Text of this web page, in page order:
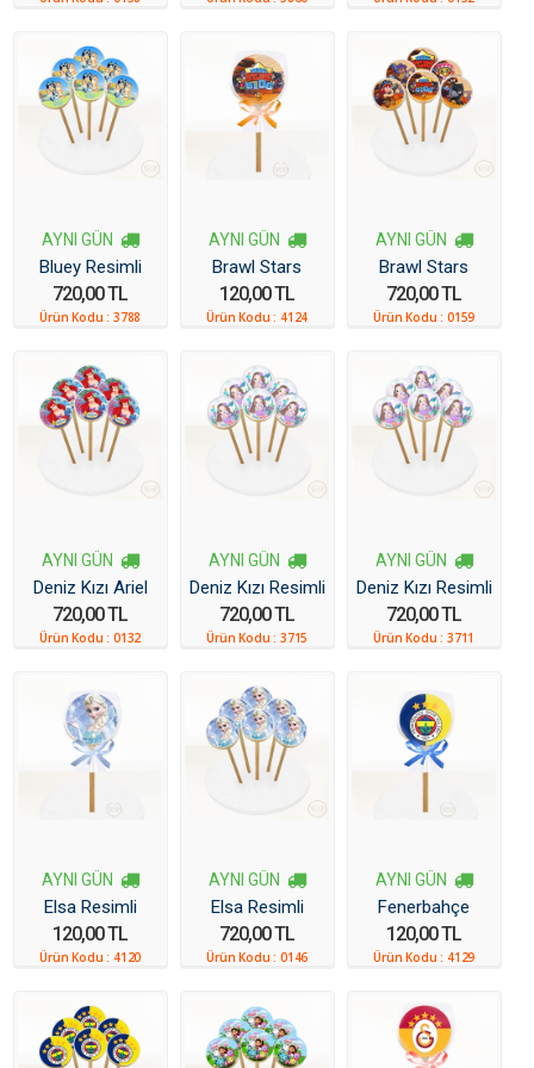
AYNI GÜN
Bluey Resimli
Kurabiye 6 Adet
720,00 TL
Ürün Kodu :3788
AYNI GÜN
Brawl Stars
Resimli Kurabiye
120,00 TL
Ürün Kodu : 4124
AYNI GÜN
Brawl Stars
Resimli Kurabiye
720,00 TL
Ürün Kodu :0159
AYNI GÜN
Deniz Kızı Ariel
Resimli Kurabiye
720,00 TL
Ürün Kodu :0132
AYNI GÜN
Deniz Kızı Resimli
1 Yaş Kurabiye 6
720,00 TL
Ürün Kodu :3715
AYNI GÜN
Deniz Kızı Resimli
Kurabiye 6 Adet
720,00 TL
Ürün Kodu :3711
AYNI GÜN
Elsa Resimli
Kurabiye
120,00 TL
Ürün Kodu : 4120
AYNI GÜN
Elsa Resimli
Kurabiye 6 Adet
720,00 TL
Ürün Kodu :0146
AYNI GÜN
Fenerbahçe
Resimli Kurabiye
120,00 TL
Ürün Kodu : 4129